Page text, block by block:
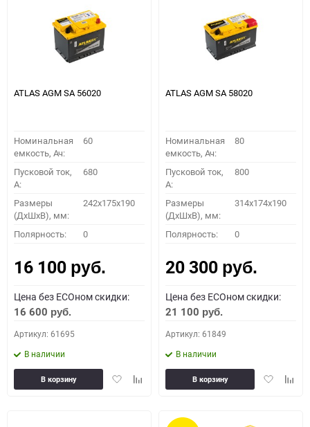
ATLAS AGM SA 56020
Номинальная
емкость, Ач:
60
Пусковой ток,
A:
680
Размеры
(ДхШхВ), мм:
242x175x190
Полярность: 0
16 100 руб.
Цена без ECOном скидки:
16 600 руб.
Артикул: 61695
В наличии
ДобавитьДобавить
В корзину
ATLAS AGM SA 58020
Номинальная
емкость, Ач:
80
Пусковой ток,
A:
800
Размеры
(ДхШхВ), мм:
314x174x190
Полярность: 0
20 300 руб.
Цена без ECOном скидки:
21 100 руб.
Артикул: 61849
В наличии
Добавить
В корзину